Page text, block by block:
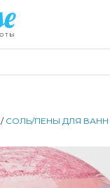
/ СОЛЬ/ПЕНЫ ДЛЯ ВАНН